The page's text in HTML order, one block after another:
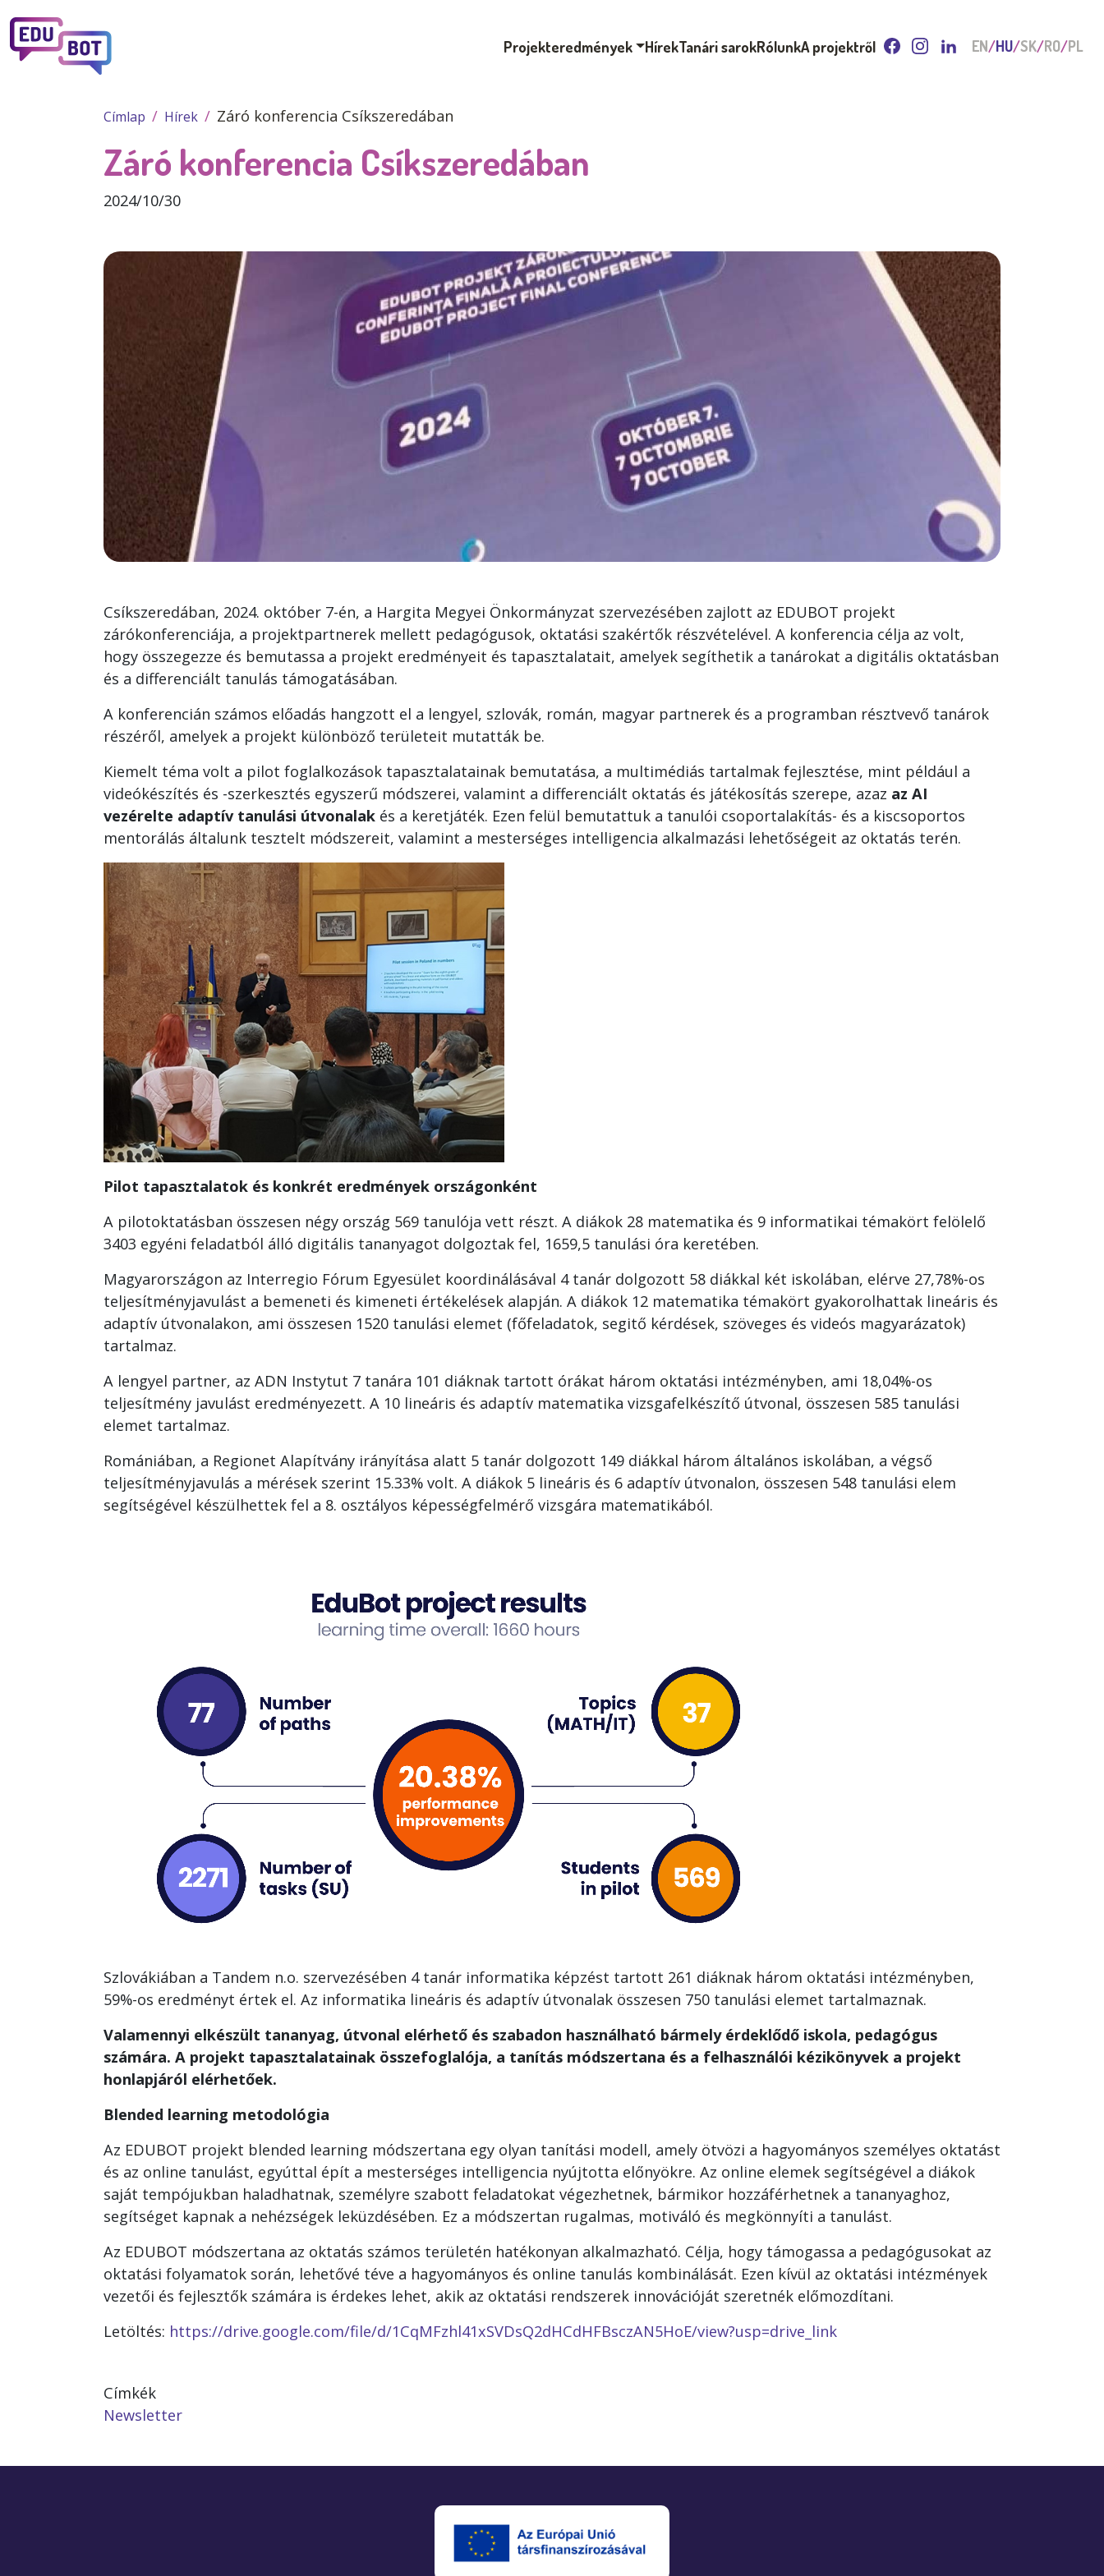
Projekteredmények HírekTanári sarokRólunkA projektről EN HU SK RO PL
Címlap Hírek Záró konferencia Csíkszeredában
Záró konferencia Csíkszeredában
2024/10/30
Csíkszeredában, 2024. október 7-én, a Hargita Megyei Önkormányzat szervezésében zajlott az EDUBOT projekt
zárókonferenciája, a projektpartnerek mellett pedagógusok, oktatási szakértők részvételével. A konferencia célja az volt,
hogy összegezze és bemutassa a projekt eredményeit és tapasztalatait, amelyek segíthetik a tanárokat a digitális oktatásban
és a differenciált tanulás támogatásában.
A konferencián számos előadás hangzott el a lengyel, szlovák, román, magyar partnerek és a programban résztvevő tanárok
részéről, amelyek a projekt különböző területeit mutatták be.
Kiemelt téma volt a pilot foglalkozások tapasztalatainak bemutatása, a multimédiás tartalmak fejlesztése, mint például a
videókészítés és -szerkesztés egyszerű módszerei, valamint a differenciált oktatás és játékosítás szerepe, azaz az AI
vezérelte adaptív tanulási útvonalak és a keretjáték. Ezen felül bemutattuk a tanulói csoportalakítás- és a kiscsoportos
mentorálás általunk tesztelt módszereit, valamint a mesterséges intelligencia alkalmazási lehetőségeit az oktatás terén.
Pilot tapasztalatok és konkrét eredmények országonként
A pilotoktatásban összesen négy ország 569 tanulója vett részt. A diákok 28 matematika és 9 informatikai témakört felölelő
3403 egyéni feladatból álló digitális tananyagot dolgoztak fel, 1659,5 tanulási óra keretében.
Magyarországon az Interregio Fórum Egyesület koordinálásával 4 tanár dolgozott 58 diákkal két iskolában, elérve 27,78%-os
teljesítményjavulást a bemeneti és kimeneti értékelések alapján. A diákok 12 matematika témakört gyakorolhattak lineáris és
adaptív útvonalakon, ami összesen 1520 tanulási elemet (főfeladatok, segitő kérdések, szöveges és videós magyarázatok)
tartalmaz.
A lengyel partner, az ADN Instytut 7 tanára 101 diáknak tartott órákat három oktatási intézményben, ami 18,04%-os
teljesítmény javulást eredményezett. A 10 lineáris és adaptív matematika vizsgafelkészítő útvonal, összesen 585 tanulási
elemet tartalmaz.
Romániában, a Regionet Alapítvány irányítása alatt 5 tanár dolgozott 149 diákkal három általános iskolában, a végső
teljesítményjavulás a mérések szerint 15.33% volt. A diákok 5 lineáris és 6 adaptív útvonalon, összesen 548 tanulási elem
segítségével készülhettek fel a 8. osztályos képességfelmérő vizsgára matematikából.
Szlovákiában a Tandem n.o. szervezésében 4 tanár informatika képzést tartott 261 diáknak három oktatási intézményben,
59%-os eredményt értek el. Az informatika lineáris és adaptív útvonalak összesen 750 tanulási elemet tartalmaznak.
Valamennyi elkészült tananyag, útvonal elérhető és szabadon használható bármely érdeklődő iskola, pedagógus
számára. A projekt tapasztalatainak összefoglalója, a tanítás módszertana és a felhasználói kézikönyvek a projekt
honlapjáról elérhetőek.
Blended learning metodológia
Az EDUBOT projekt blended learning módszertana egy olyan tanítási modell, amely ötvözi a hagyományos személyes oktatást
és az online tanulást, egyúttal épít a mesterséges intelligencia nyújtotta előnyökre. Az online elemek segítségével a diákok
saját tempójukban haladhatnak, személyre szabott feladatokat végezhetnek, bármikor hozzáférhetnek a tananyaghoz,
segítséget kapnak a nehézségek leküzdésében. Ez a módszertan rugalmas, motiváló és megkönnyíti a tanulást.
Az EDUBOT módszertana az oktatás számos területén hatékonyan alkalmazható. Célja, hogy támogassa a pedagógusokat az
oktatási folyamatok során, lehetővé téve a hagyományos és online tanulás kombinálását. Ezen kívül az oktatási intézmények
vezetői és fejlesztők számára is érdekes lehet, akik az oktatási rendszerek innovációját szeretnék előmozdítani.
Letöltés: https://drive.google.com/file/d/1CqMFzhl41xSVDsQ2dHCdHFBsczAN5HoE/view?usp=drive_link
Címkék
Newsletter